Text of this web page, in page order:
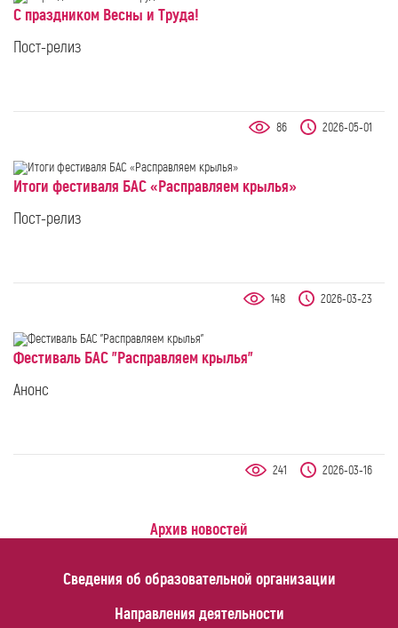
С праздником Весны и Труда!
Пост-релиз
2026-05-01
86
Итоги фестиваля БАС «Расправляем крылья»
Пост-релиз
2026-03-23
148
Фестиваль БАС "Расправляем крылья"
Анонс
2026-03-16
241
Архив новостей
Сведения об образовательной организации
Направления деятельности